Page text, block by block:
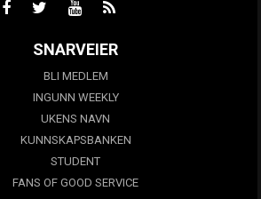
SNARVEIER
BLI MEDLEM
INGUNN WEEKLY
UKENS NAVN
KUNNSKAPSBANKEN
STUDENT
FANS OF GOOD SERVICE